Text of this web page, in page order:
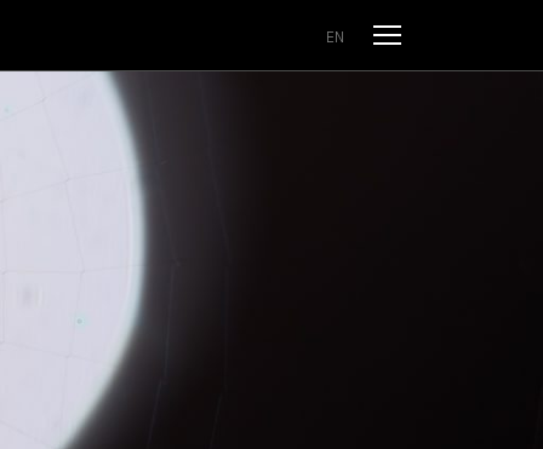
EN Odpri meni